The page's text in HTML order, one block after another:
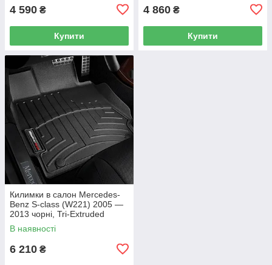
4 590 ₴
Купити
4 860 ₴
Купити
Килимки в салон Mercedes-
Benz S-class (W221) 2005 —
2013 чорні, Tri-Extruded
(WeatherTech) — передній
ряд
В наявності
6 210 ₴